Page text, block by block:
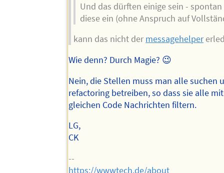
Und das dürften einige sein -
diese ein (ohne Anspruch auf
kann das nicht der messagehelper
Wie denn? Durch Magie? 😉
Nein, die Stellen muss man alle suchen
refactoring betreiben, so dass sie alle
gleichen Code Nachrichten filtern.
LG,
CK
--
https://wwwtech.de/about